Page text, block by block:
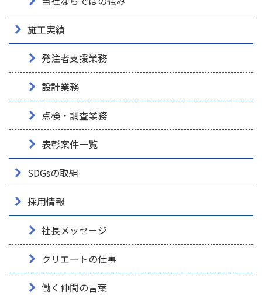
施工実績
発注者支援業務
設計業務
点検・調査業務
表彰案件一覧
SDGsの取組
採用情報
社長メッセージ
クリエートの仕事
働く仲間の言葉